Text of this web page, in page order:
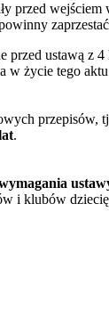
przed
zaprzestać
przed ustawą z
życie tego aktu
przepisów,
.
i klubów